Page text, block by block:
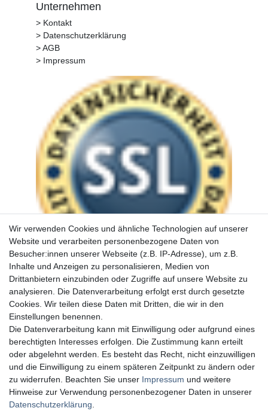
Unternehmen
> Kontakt
> Datenschutzerklärung
> AGB
> Impressum
Wir verwenden Cookies und ähnliche Technologien auf unserer
Website und verarbeiten personenbezogene Daten von
Besucher:innen unserer Webseite (z.B. IP-Adresse), um z.B.
Inhalte und Anzeigen zu personalisieren, Medien von
Drittanbietern einzubinden oder Zugriffe auf unsere Website zu
analysieren. Die Datenverarbeitung erfolgt erst durch gesetzte
Cookies. Wir teilen diese Daten mit Dritten, die wir in den
Einstellungen benennen.
Die Datenverarbeitung kann mit Einwilligung oder aufgrund eines
berechtigten Interesses erfolgen. Die Zustimmung kann erteilt
oder abgelehnt werden. Es besteht das Recht, nicht einzuwilligen
und die Einwilligung zu einem späteren Zeitpunkt zu ändern oder
zu widerrufen. Beachten Sie unser Impressum und weitere
Hinweise zur Verwendung personenbezogener Daten in unserer
Daten­schutz­erklärung